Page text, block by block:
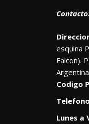
esquina
Falcon).
Codigo
Lunes a